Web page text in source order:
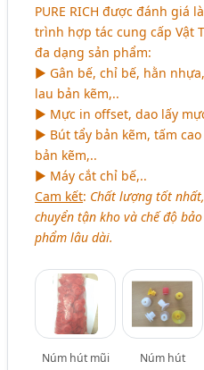
PURE RICH được đánh giá
trình hợp tác cung cấp Vật
đa dạng sản phẩm:
► Gân bế, chỉ bế, hằn
lau bản kẽm,..
► Mực in offset, dao lấy
► Bút tẩy bản kẽm, tấm
bản kẽm,..
► Máy cắt chỉ bế,..
Cam kết: Chất lượng tốt
chuyển tận kho và chế độ
phẩm lâu dài.
Núm hút mũi
Núm hút